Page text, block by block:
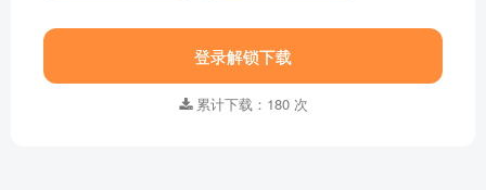
语文晨读美文 二年级上册 第三单元 第五周 5.四季
语文晨读美文 二年级上册 第三单元 第五周 6.秋雨
部分目录展示 ▶ 下载后解锁 96 首完整音频
登录解锁下载
累计下载：180 次